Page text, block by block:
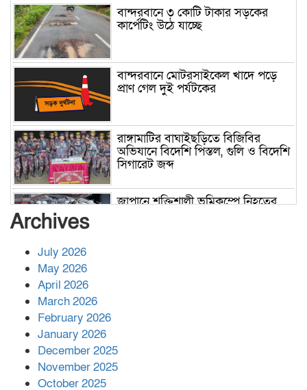
বান্দরবানে ৩ কোটি টাকার সড়কের
কার্পেটিং উঠে যাচ্ছে
বান্দরবানে মোটরসাইকেল খাদে পড়ে
প্রাণ গেল দুই পর্যটকের
রাঙ্গামাটির বাঘাইছড়িতে বিজিবির
অভিযানে বিদেশি পিস্তল, গুলি ও বিদেশি
সিগারেট জব্দ
জাপানে শক্তিশালী ভূমিকম্পে নিহতের
Archives
July 2026
May 2026
April 2026
March 2026
February 2026
January 2026
December 2025
November 2025
October 2025